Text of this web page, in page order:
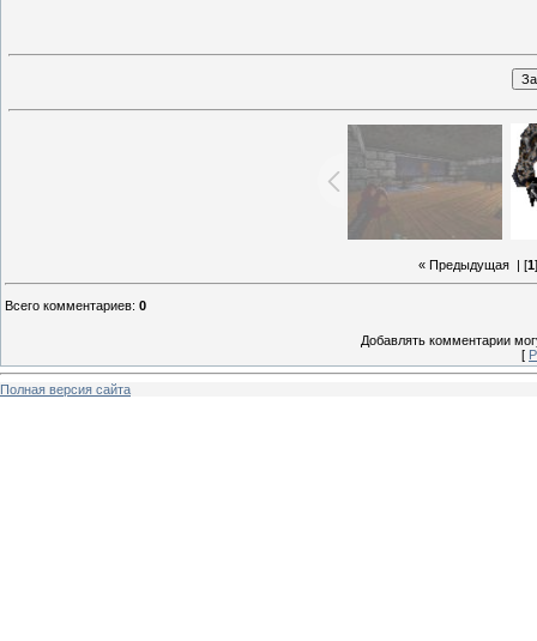
« Предыдущая| [1
Всего комментариев: 0
Добавлять комментарии
[
Полная версия сайта